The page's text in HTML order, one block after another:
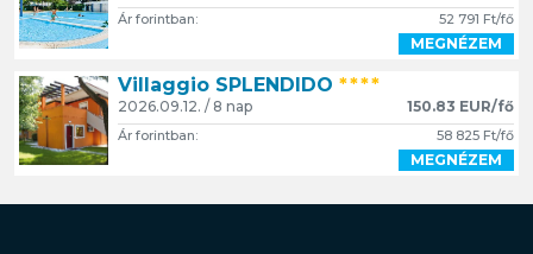
Ár forintban: 52 791 Ft/fő
MEGNÉZEM
Villaggio SPLENDIDO ****
2026.09.12. / 8 nap 150.83 EUR/fő
Ár forintban: 58 825 Ft/fő
MEGNÉZEM